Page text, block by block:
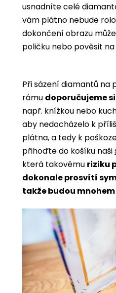
usnadníte celé
vám plátno nebude
dokončení obrazu
poličku nebo pověsit
Při sázení diamantů na
rámu doporučujeme
např. knížkou nebo
aby nedocházelo k
plátna, a tedy k
přihoďte do košíku naši
která takovému riziku
dokonale prosvítí
takže budou